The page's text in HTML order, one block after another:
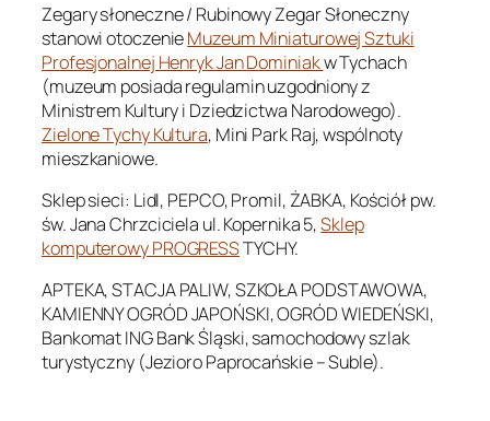
Zegary słoneczne / Rubinowy Zegar Słoneczny
stanowi otoczenieMuzeum Miniaturowej Sztuki
Profesjonalnej Henryk Jan Dominiakw Tychach
(muzeum posiada regulamin uzgodniony z
Ministrem Kultury i Dziedzictwa Narodowego).
Zielone Tychy Kultura, Mini Park Raj, wspólnoty
mieszkaniowe.
Sklep sieci: Lidl, PEPCO, Promil, ŻABKA, Kościół pw.
św. Jana Chrzciciela ul. Kopernika 5,Sklep
komputerowy PROGRESSTYCHY.
APTEKA, STACJA PALIW, SZKOŁA PODSTAWOWA,
KAMIENNY OGRÓD JAPOŃSKI, OGRÓD WIEDEŃSKI,
Bankomat ING Bank Śląski, samochodowy szlak
turystyczny (Jezioro Paprocańskie – Suble).